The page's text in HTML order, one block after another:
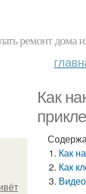
ремонт дома
Как
Как
Как